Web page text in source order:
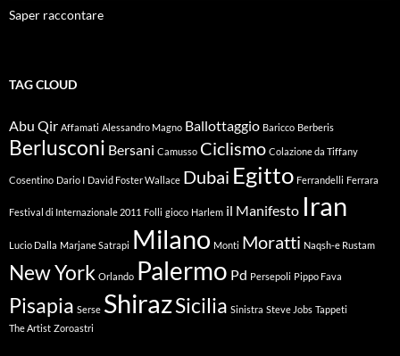
Saper raccontare
TAG CLOUD
Abu Qir Affamati Alessandro Magno Ballottaggio Baricco Berberis
Berlusconi Bersani Camusso Ciclismo Colazione da Tiffany
Cosentino Dario I David Foster Wallace Dubai Egitto Ferrandelli Ferrara
Festival di Internazionale 2011 Folli gioco Harlem il Manifesto Iran
Lucio Dalla Marjane Satrapi Milano Monti Moratti Naqsh-e Rustam
New York Orlando Palermo Pd Persepoli Pippo Fava
Pisapia Serse ShirazSicilia Sinistra Steve Jobs Tappeti
The Artist Zoroastri